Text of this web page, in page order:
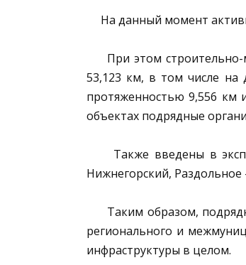
На данный момент
При этом строительно-
53,123 км, в том числе на
протяженностью 9,556
объектах подрядные
Также введены в
Нижнегорский, Раздольное
Таким образом,
регионального и
инфраструктуры в целом.